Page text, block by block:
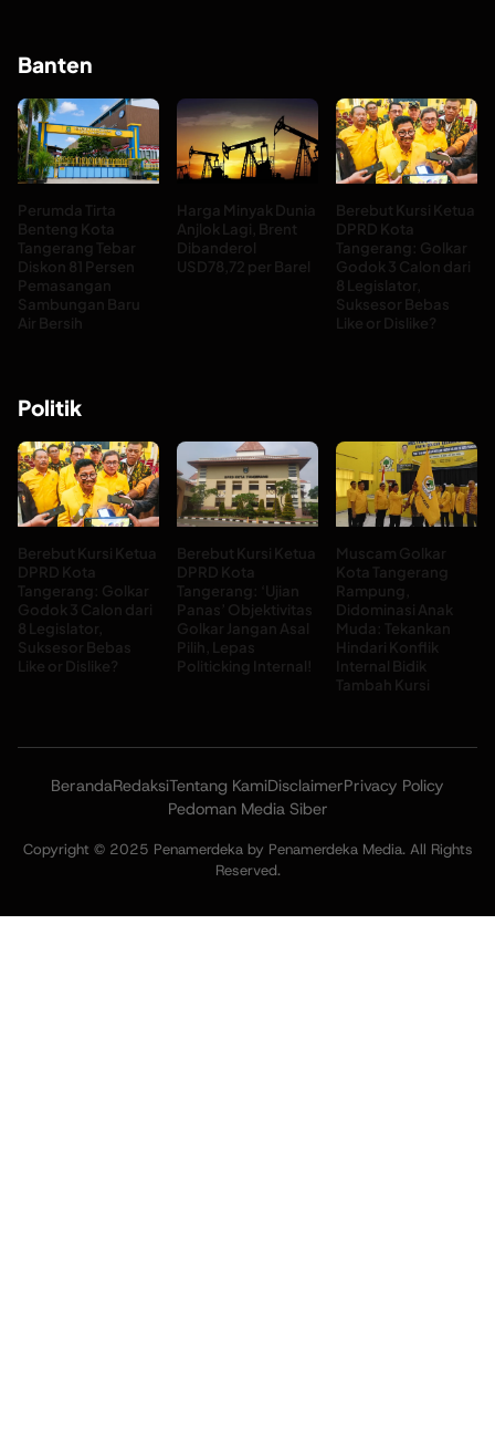
Banten
Perumda Tirta
Benteng Kota
Tangerang Tebar
Diskon 81 Persen
Pemasangan
Sambungan Baru
Air Bersih
Harga Minyak Dunia
Anjlok Lagi, Brent
Dibanderol
USD78,72 per Barel
Berebut Kursi Ketua
DPRD Kota
Tangerang: Golkar
Godok 3 Calon dari
8 Legislator,
Suksesor Bebas
Like or Dislike?
Politik
Berebut Kursi Ketua
DPRD Kota
Tangerang: Golkar
Godok 3 Calon dari
8 Legislator,
Suksesor Bebas
Like or Dislike?
Berebut Kursi Ketua
DPRD Kota
Tangerang: ‘Ujian
Panas’ Objektivitas
Golkar Jangan Asal
Pilih, Lepas
Politicking Internal!
Muscam Golkar
Kota Tangerang
Rampung,
Didominasi Anak
Muda: Tekankan
Hindari Konflik
Internal Bidik
Tambah Kursi
BerandaRedaksiTentang KamiDisclaimerPrivacy Policy
Pedoman Media Siber
Copyright © 2025 Penamerdeka by Penamerdeka Media. All Rights
Reserved.